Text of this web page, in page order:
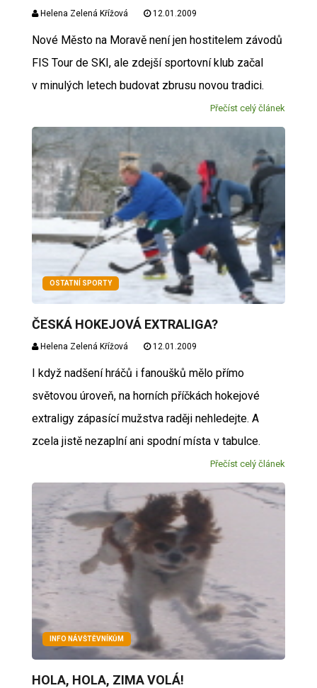
Helena Zelená Křížová 12.01.2009
Nové Město na Moravě není jen hostitelem závodů
FIS Tour de SKI, ale zdejší sportovní klub začal
v minulých letech budovat zbrusu novou tradici.
Přečíst celý článek
OSTATNÍ SPORTY
ČESKÁ HOKEJOVÁ EXTRALIGA?
Helena Zelená Křížová 12.01.2009
I když nadšení hráčů i fanoušků mělo přímo
světovou úroveň, na horních příčkách hokejové
extraligy zápasící mužstva raději nehledejte. A
zcela jistě nezaplní ani spodní místa v tabulce.
Přečíst celý článek
INFO NÁVŠTĚVNÍKŮM
HOLA, HOLA, ZIMA VOLÁ!